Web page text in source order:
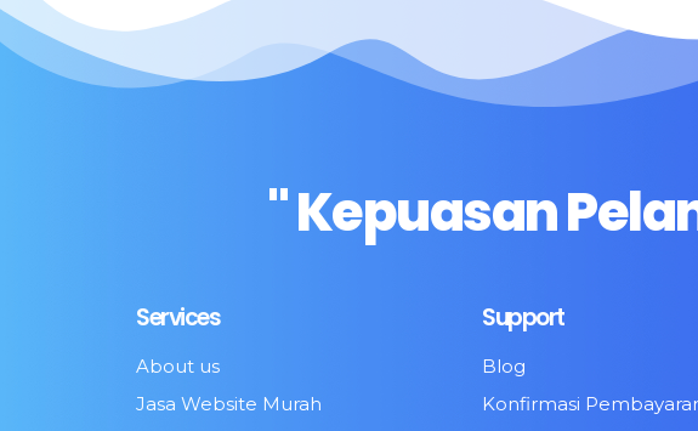
" Kepuasan
Services
About us
Jasa Website Murah
Support
Blog
Konfirmasi